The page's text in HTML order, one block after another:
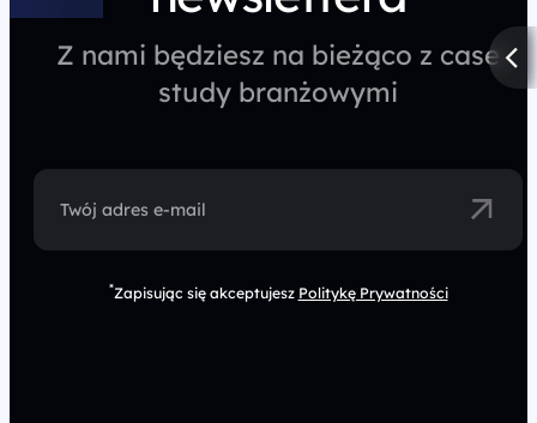
Z nami będziesz na bieżąco z case
study branżowymi
Twój adres e-mail
*Zapisując się akceptujesz Politykę Prywatności